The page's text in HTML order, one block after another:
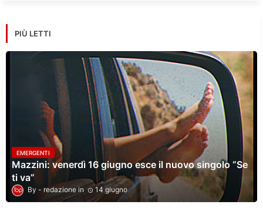
PIÙ LETTI
EMERGENTI
Mazzini: venerdì 16 giugno esce il nuovo singolo “Se
ti va”
redazione 14 giugno